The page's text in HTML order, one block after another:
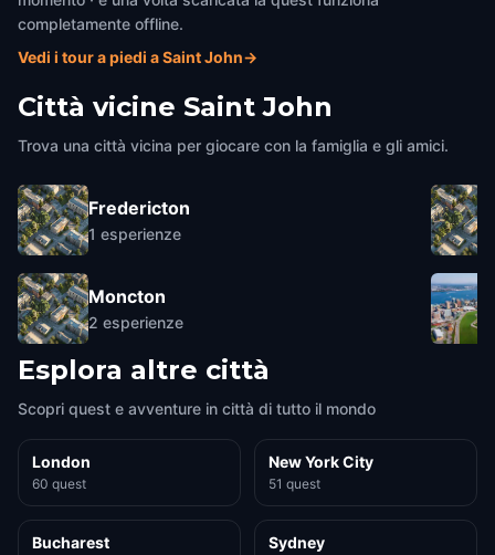
completamente offline.
Vedi i tour a piedi a Saint John→
Città vicine Saint John
Trova una città vicina per giocare con la famiglia e gli amici.
Fredericton
1 esperienze
Moncton
2 esperienze
Esplora altre città
Scopri quest e avventure in città di tutto il mondo
London
60 quest
New York City
51 quest
Bucharest Sydney